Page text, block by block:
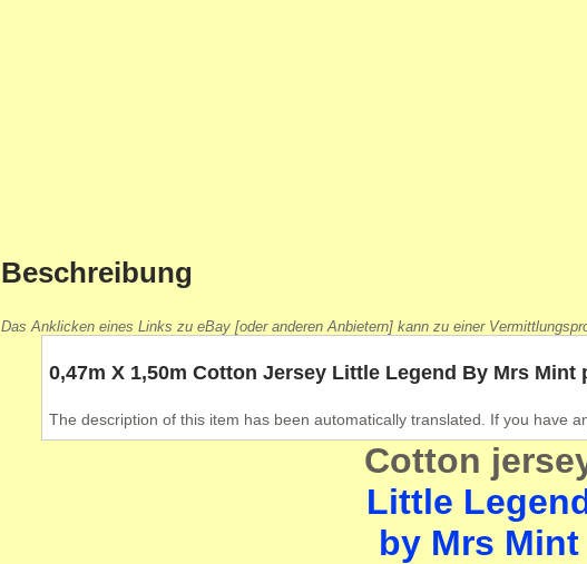
Beschreibung
Das Anklicken eines Links zu eBay [oder anderen Anbietern] kann zu einer
0,47m X 1,50m Cotton Jersey Little Legend By Mrs Mint
The description of this item has been automatically translated. If you have
Cotton
Little
by Mrs Mint